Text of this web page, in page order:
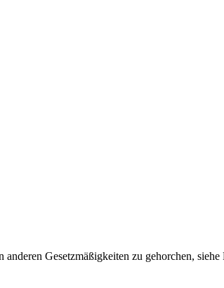
Gesetzmäßigkeiten zu gehorchen,